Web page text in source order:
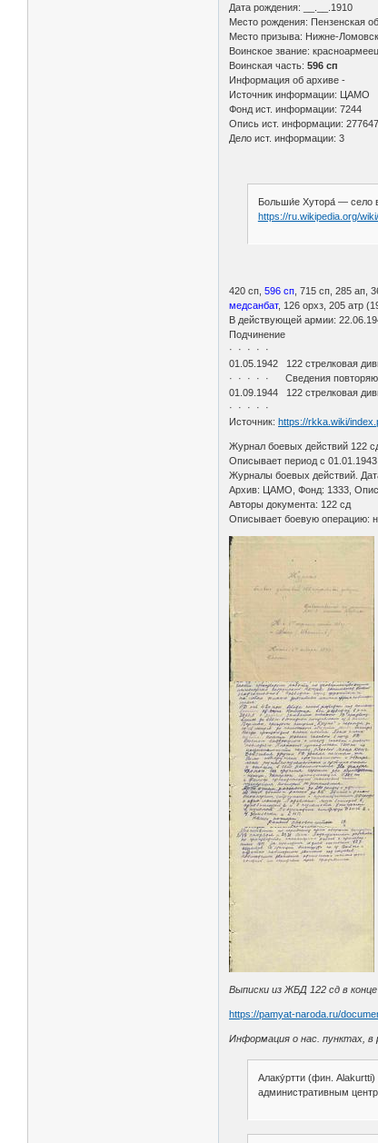
Дата рождения: __.__.1910
Место рождения: Пензенская
Место призыва: Нижне-
Воинское звание: красноармеец
Воинская часть: 596 сп
Информация об архиве -
Источник информации: ЦАМО
Фонд ист. информации: 7244
Опись ист. информации: 277647
Дело ист. информации: 3
Больши́е Хутора́ — село
https://ru.wikipedia.org/
420 сп, 596 сп , 715 сп, 285 ап,
медсанбат, 126 орхз, 205 атр
В действующей армии:
Подчинение
· · · · ·
01.05.1942 122 стрелковая
· · · · · Сведения
01.09.1944 122 стрелковая
· · · · ·
Источник:https://rkka.wiki/
Журнал боевых действий 122
Описывает период с 01.01.1943
Журналы боевых действий.
Архив: ЦАМО, Фонд: 1333,
Авторы документа: 122 сд
Описывает боевую операцию:
Выписки из ЖБД 122 сд в
https://pamyat-naroda.ru/
Информация о нас. пунктах, в
Алаку́ртти (фин. Alakurtti)
административным